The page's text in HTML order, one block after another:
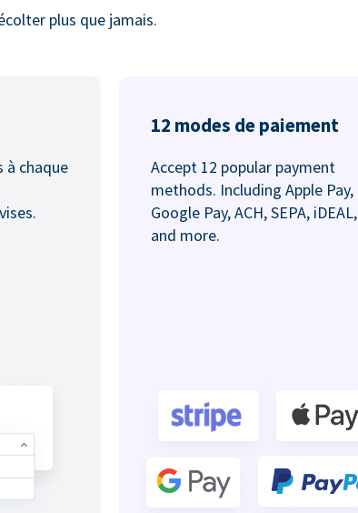
plus que jamais.
à chaque
12 modes de paiement
Accept 12 popular payment
methods. Including Apple Pay,
Google Pay, ACH, SEPA, iDEAL,
and more.